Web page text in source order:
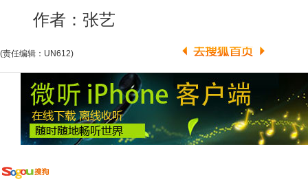
作者：张艺
(责任编辑：UN612)